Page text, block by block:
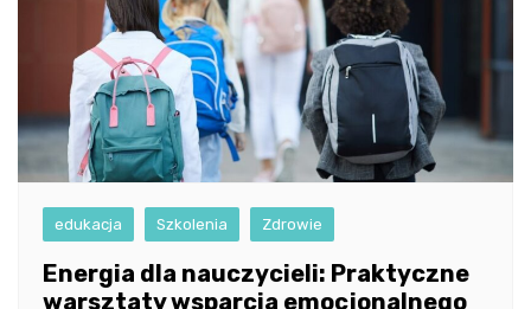
edukacja Szkolenia Zdrowie
Energia dla nauczycieli: Praktyczne
warsztaty wsparcia emocjonalnego